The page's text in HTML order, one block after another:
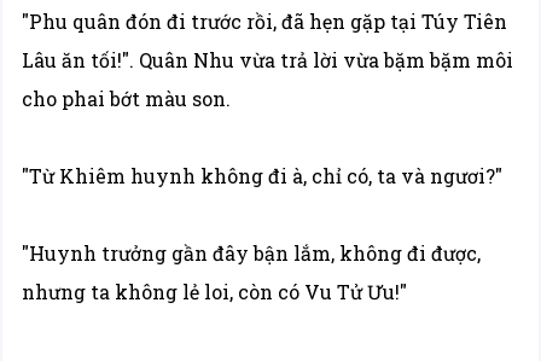
"Phu quân đón đi trước rồi, đã hẹn gặp tại Túy Tiên
Lâu ăn tối!". Quân Nhu vừa trả lời vừa bặm bặm môi
cho phai bớt màu son.
"Từ Khiêm huynh không đi à, chỉ có, ta và ngươi?"
"Huynh trưởng gần đây bận lắm, không đi được,
nhưng ta không lẻ loi, còn có Vu Tử Ưu!"